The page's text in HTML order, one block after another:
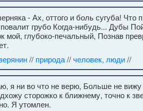
- Ах, оттого и боль сугуба! Что
грубо Когда-нибудь... Дубы
мой, глубоко-печальный, Познав
// природа//человек, люди//
я ни во что не верю, Больше не
сторожко к ближнему, точно к
Я утомлен.